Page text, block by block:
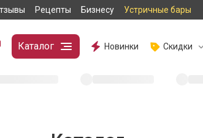
Рецепты Бизнесу Устричные бары
Каталог Новинки Скидки